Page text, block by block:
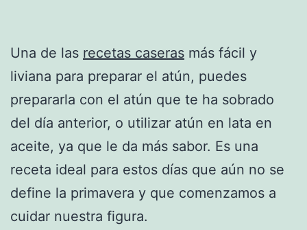
Una de las recetas caseras más fácil y
liviana para preparar el atún, puedes
prepararla con el atún que te ha sobrado
del día anterior, o utilizar atún en lata en
aceite, ya que le da más sabor. Es una
receta ideal para estos días que aún no se
define la primavera y que comenzamos a
cuidar nuestra figura.